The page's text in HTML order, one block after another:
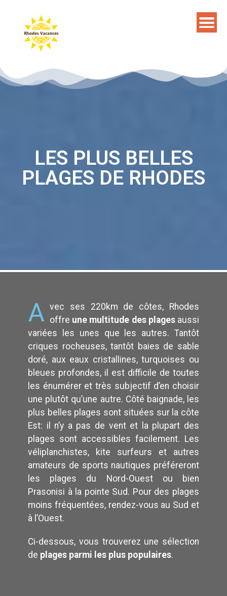
LES PLUS BELLES
PLAGES DE RHODES
A vec ses 220km de côtes, Rhodes
offre une multitude des plagesaussi
variées les unes que les autres. Tantôt
criques rocheuses, tantôt baies de sable
doré, aux eaux cristallines, turquoises ou
bleues profondes, il est difficile de toutes
les énumérer et très subjectif d’en choisir
une plutôt qu’une autre. Côté baignade, les
plus belles plages sont situées sur la côte
Est: il n’y a pas de vent et la plupart des
plages sont accessibles facilement. Les
véliplanchistes, kite surfeurs et autres
amateurs de sports nautiques préféreront
les plages du Nord-Ouest ou bien
Prasonisi à la pointe Sud. Pour des plages
moins fréquentées, rendez-vous au Sud et
à l’Ouest.
Ci-dessous, vous trouverez une sélection
de plages parmi les plus populaires.